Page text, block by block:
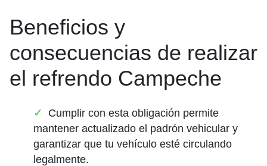
Beneficios y
consecuencias de realizar
el refrendo Campeche
Cumplir con esta obligación permite
mantener actualizado el padrón vehicular y
garantizar que tu vehículo esté circulando
legalmente.